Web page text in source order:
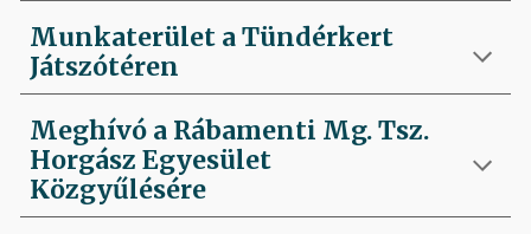
Munkaterület a Tündérkert
Játszótéren
Meghívó a Rábamenti Mg. Tsz.
Horgász Egyesület
Közgyűlésére